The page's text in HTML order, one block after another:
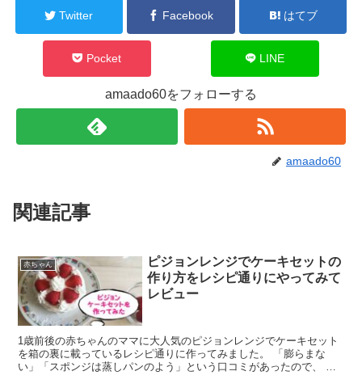
Twitter Facebook はてブ
Pocket LINE
amaado60をフォローする
amaado60
関連記事
赤ちゃん
ピジョンレンジでケーキセットの
作り方をレシピ通りにやってみて
レビュー
1歳前後の赤ちゃんのママに大人気のピジョンレンジでケーキセット
を箱の裏に載っているレシピ通りに作ってみました。 「膨らまな
い」「スポンジは蒸しパンのよう」という口コミがあったので、 私